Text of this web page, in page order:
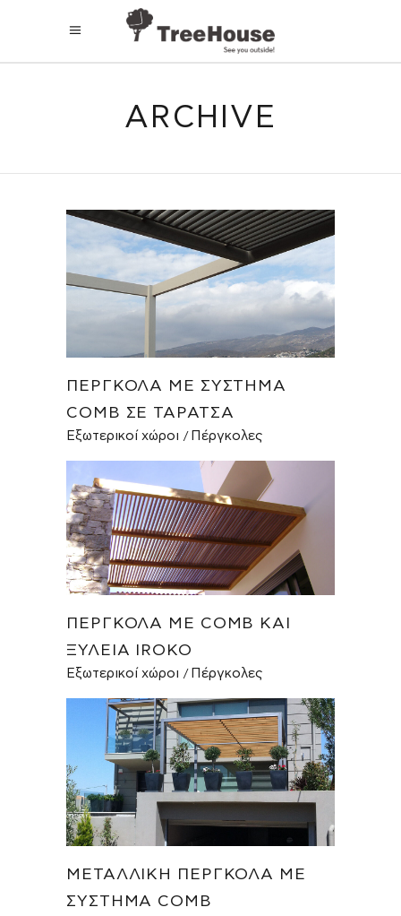
ARCHIVE
ΠΈΡΓΚΟΛΑ ΜΕ ΣΎΣΤΗΜΑ
COMB ΣΕ ΤΑΡΆΤΣΑ
Εξωτερικοί χώροι Πέργκολες
ΠΈΡΓΚΟΛΑ ΜΕ COMB ΚΑΙ
ΞΥΛΕΊΑ IROKO
Εξωτερικοί χώροι Πέργκολες
ΜΕΤΑΛΛΙΚΉ ΠΈΡΓΚΟΛΑ ΜΕ
ΣΎΣΤΗΜΑ COMB